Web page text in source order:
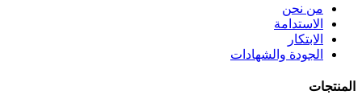
من نحن
الاستدامة
الابتكار
الجودة والشهادات